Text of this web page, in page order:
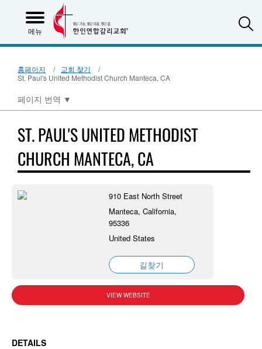
메뉴
홈페이지
교회 찾기
St. Paul's United Methodist Church Manteca, CA
페이지 번역 ▼
ST. PAUL'S UNITED METHODIST
CHURCH MANTECA, CA
910 East North Street
Manteca, California,
95336
United States
길찾기
VIEW WEBSITE
DETAILS